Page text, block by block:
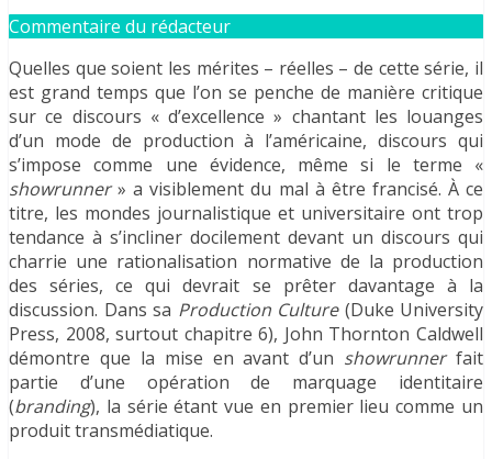
Commentaire du rédacteur
Quelles que soient les mérites – réelles – de cette série, il
est grand temps que l’on se penche de manière critique
sur ce discours « d’excellence » chantant les louanges
d’un mode de production à l’américaine, discours qui
s’impose comme une évidence, même si le terme «
showrunner» a visiblement du mal à être francisé. À ce
titre, les mondes journalistique et universitaire ont trop
tendance à s’incliner docilement devant un discours qui
charrie une rationalisation normative de la production
des séries, ce qui devrait se prêter davantage à la
discussion. Dans sa Production Culture (Duke University
Press, 2008, surtout chapitre 6), John Thornton Caldwell
démontre que la mise en avant d’un showrunnerfait
partie d’une opération de marquage identitaire
(branding), la série étant vue en premier lieu comme un
produit transmédiatique.